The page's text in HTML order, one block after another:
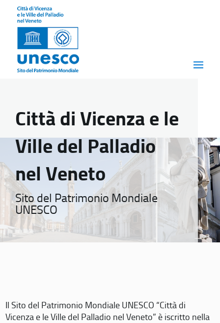
Città di Vicenza e le
Ville del Palladio
nel Veneto
Sito del Patrimonio Mondiale
UNESCO
Il Sito del Patrimonio Mondiale UNESCO “Città di
Vicenza e le Ville del Palladio nel Veneto” è iscritto nella